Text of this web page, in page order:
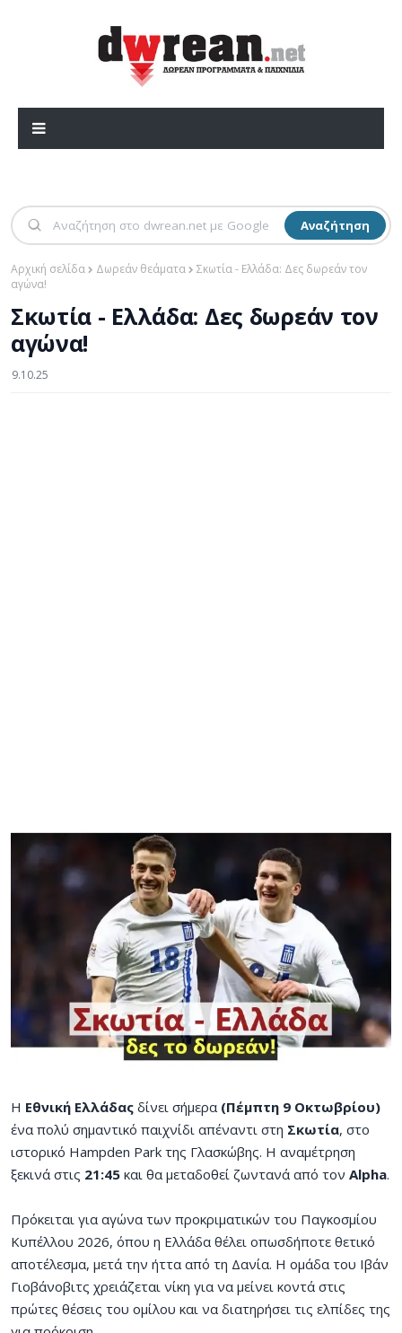
Αναζήτηση
Αρχική σελίδα Δωρεάν θεάματα
Σκωτία - Ελλάδα: Δες δωρεάν τον
αγώνα!
Σκωτία - Ελλάδα: Δες δωρεάν τον
αγώνα!
9.10.25
Η Εθνική Ελλάδας δίνει σήμερα (Πέμπτη 9 Οκτωβρίου)
ένα πολύ σημαντικό παιχνίδι απέναντι στη Σκωτία, στο
ιστορικό Hampden Park της Γλασκώβης. Η αναμέτρηση
ξεκινά στις 21:45 και θα μεταδοθεί ζωντανά από τον Alpha.
Πρόκειται για αγώνα των προκριματικών του Παγκοσμίου
Κυπέλλου 2026, όπου η Ελλάδα θέλει οπωσδήποτε θετικό
αποτέλεσμα, μετά την ήττα από τη Δανία. Η ομάδα του Ιβάν
Γιοβάνοβιτς χρειάζεται νίκη για να μείνει κοντά στις
πρώτες θέσεις του ομίλου και να διατηρήσει τις ελπίδες της